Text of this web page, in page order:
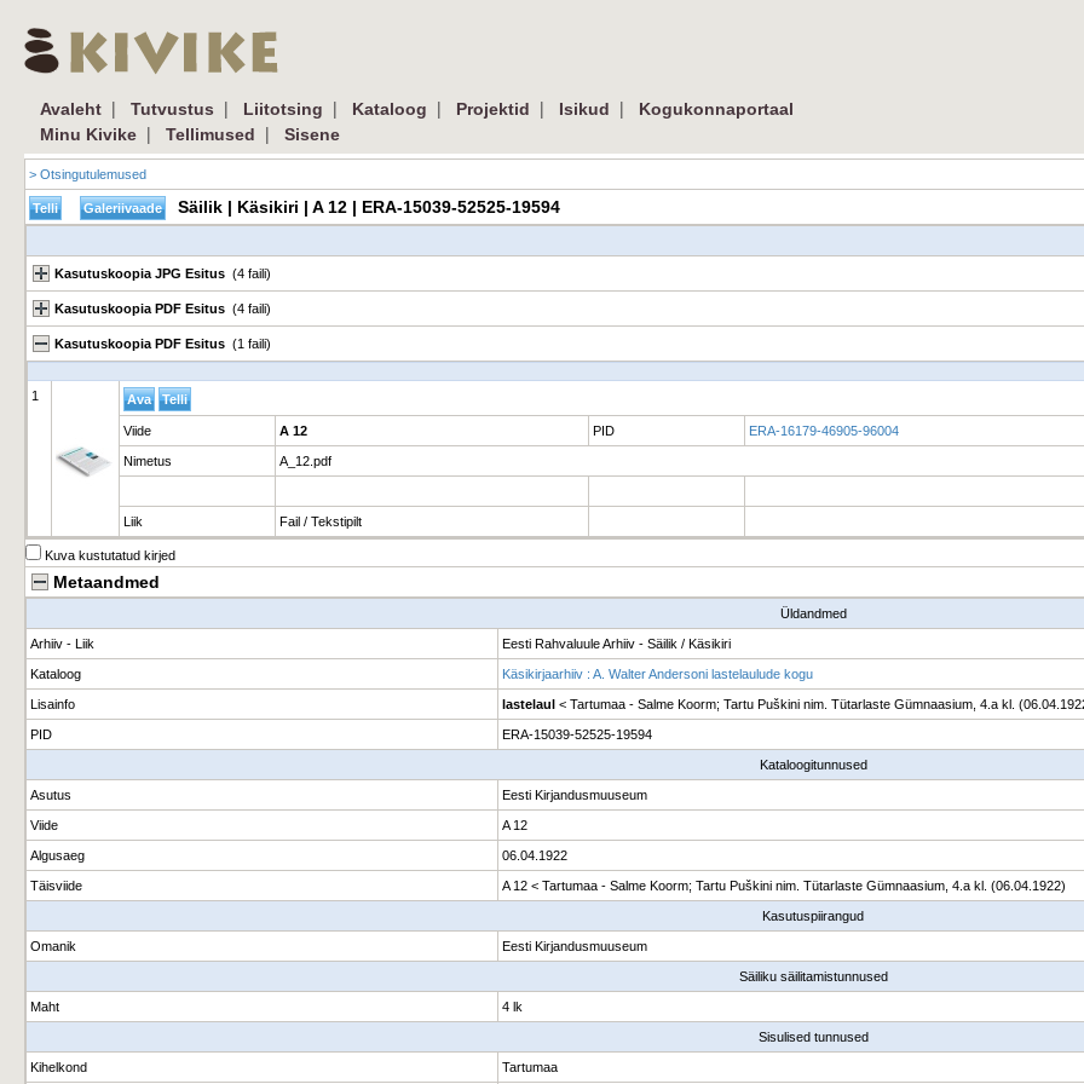
Avaleht | Tutvustus | Liitotsing | Kataloog | Projektid | Isikud |
Kogukonnaportaal
Minu Kivike | Tellimused | Sisene
> Otsingutulemused
Säilik | Käsikiri | A 12 | ERA-15039-52525-19594
Kasutuskoopia JPG Esitus (4 faili)
Kasutuskoopia PDF Esitus (4 faili)
Kasutuskoopia PDF Esitus (1 faili)
1
Viide A 12 PID ERA-16179-46905-96004
Nimetus A_12.pdf
Liik Fail / Tekstipilt
Kuva kustutatud kirjed
Metaandmed
Üldandmed
Arhiiv - Liik Eesti Rahvaluule Arhiiv - Säilik / Käsikiri
Kataloog Käsikirjaarhiiv : A. Walter Andersoni lastelaulude kogu
Lisainfo lastelaul < Tartumaa - Salme Koorm; Tartu Puškini nim. Tütarlaste Gümnaasium, 4.a kl.
PID ERA-15039-52525-19594
Kataloogitunnused
Asutus Eesti Kirjandusmuuseum
Viide A 12
Algusaeg 06.04.1922
Täisviide A 12 < Tartumaa - Salme Koorm; Tartu Puškini nim. Tütarlaste Gümnaasium, 4.a kl. (06.04.1922)
Kasutuspiirangud
Omanik Eesti Kirjandusmuuseum
Säiliku säilitamistunnused
Maht 4 lk
Sisulised tunnused
Kihelkond Tartumaa